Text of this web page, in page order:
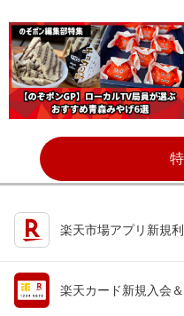
楽天市場アプリ新規
楽天カード新規入会